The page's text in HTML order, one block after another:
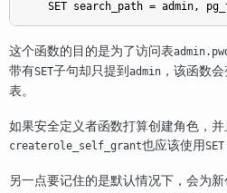
这个函数的目的是为了访问表
带有SET子句却只提到 admin ，该函数
表。
如果安全定义者函数打算创建角色，
createrole_self_grant也应该使用SET
另一点要记住的是默认情况下，会为